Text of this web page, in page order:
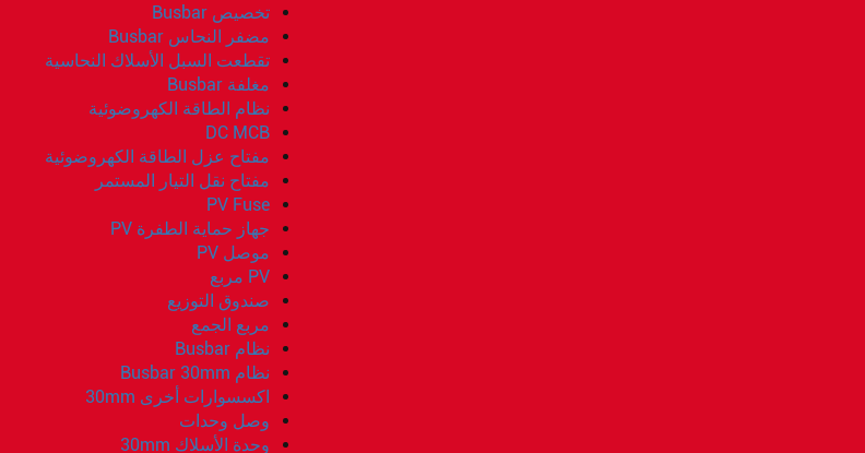
تخصيص Busbar
مضفر النحاس Busbar
تقطعت السبل الأسلاك النحاسية
مغلفة Busbar
نظام الطاقة الكهروضوئية
DC MCB
مفتاح عزل الطاقة الكهروضوئية
مفتاح نقل التيار المستمر
PV Fuse
جهاز حماية الطفرة PV
موصل PV
PV مربع
صندوق التوزيع
مربع الجمع
نظام Busbar
نظام Busbar 30mm
اكسسوارات أخرى 30mm
وصل وحدات
وحدة الأسلاك 30mm